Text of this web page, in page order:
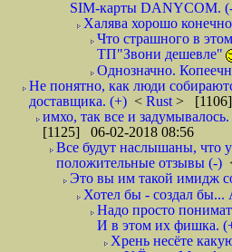
SIM-карты DANYCOM.
Халява хорошо
Что страшного в
ТП"Звони дешевле"
Однозначно.
Не понятно, как люди
доставщика. (+) < Rust > [1106]
имхо, так все и
[1125] 06-02-2018 08:56
Все будут наслышаны, что у
положительные отзывы (-)
Это вы им такой имидж
Хотел бы - создал бы...
Надо просто
И в этом их фишка.
Хрень несёте